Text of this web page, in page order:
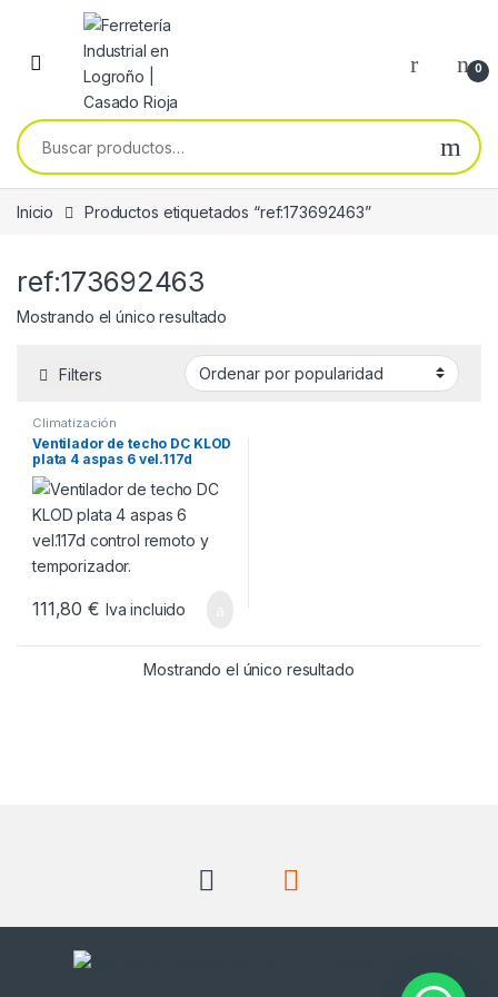
Skip to navigation
Skip to content
0
Buscar por:
Inicio Productos etiquetados “ref:173692463”
ref:173692463
Mostrando el único resultado
Filters
Climatización
Ventilador de techo DC KLOD
plata 4 aspas 6 vel.117d
control remoto y
temporizador.
111,80€ Iva incluido
Mostrando el único resultado